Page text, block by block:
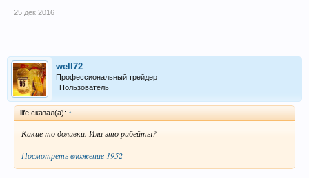
25 дек 2016
well72
Профессиональный трейдер
Пользователь
life сказал(а): ↑
Какие то доливки. Или это рибейты?
Посмотреть вложение 1952